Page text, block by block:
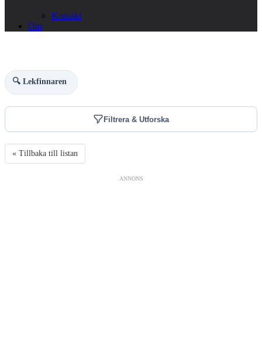
Kontakt
Om
🔍 Lekfinnaren
Filtrera & Utforska
« Tillbaka till listan
ANNONS